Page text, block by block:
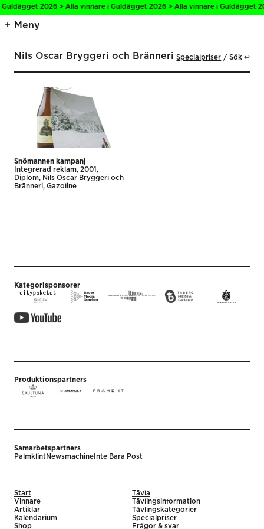
2026 > Alla vinnare i Guldägget 2026 > Alla vinnare i
Meny
Nils Oscar Bryggeri och Bränneri Specialpriser Sök ↩
Snömannen kampanj
Integrerad reklam 2001
Diplom
Nils Oscar Bryggeri och
Bränneri Gazoline
Kategorisponsorer
Produktionspartners
Samarbetspartners
PalmklintNewsmachine Inte Bara Post
Start
Vinnare
Artiklar
Kalendarium
Shop
Tävla
Tävlingsinformation
Tävlingskategorier
Specialpriser
Frågor & svar